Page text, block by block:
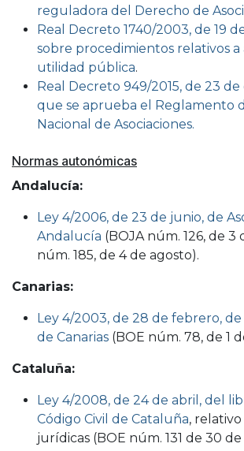
reguladora del Derecho de
Real Decreto 1740/2003, de 19
sobre procedimientos relativos a
utilidad pública.
Real Decreto 949/2015, de 23
que se aprueba el Reglamento
Nacional de Asociaciones.
Normas autonómicas
Andalucía:
Ley 4/2006, de 23 de junio, de
Andalucía (BOJA núm. 126, de 3
núm. 185, de 4 de agosto).
Canarias:
Ley 4/2003, de 28 de febrero, de
de Canarias (BOE núm. 78, de 1
Cataluña:
Ley 4/2008, de 24 de abril, del
Código Civil de Cataluña, relativo
jurídicas (BOE núm. 131 de 30 de